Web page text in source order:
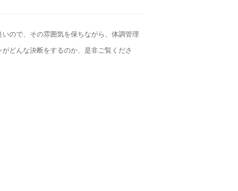
ので、その雰囲気を保ちながら、体調管理
どんな決断をするのか、是非ご覧くださ